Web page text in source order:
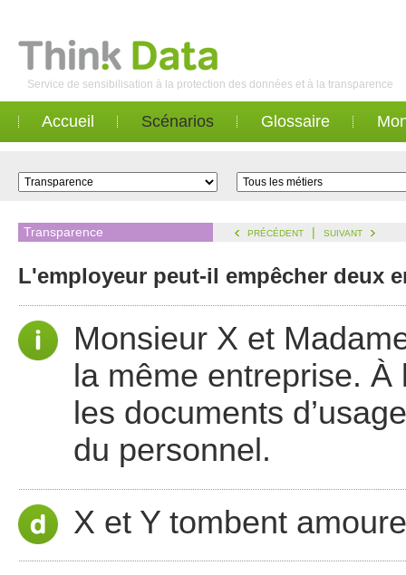
Service de sensibilisation à la protection des données et à la transparence
Accueil Scénarios Glossaire
Transparence PRÉCÉDENT | SUIVANT
L'employeur peut-il empêcher deux
Monsieur X et
la même entreprise.
les documents
du personnel.
X et Y tombent